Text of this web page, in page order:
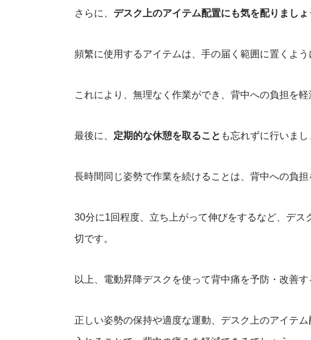
さらに、 デスク上のアイテム配置にも気を配りましょ
頻繁に使用するアイテムは、手の届く範囲に置くよう
これにより、無理なく作業ができ、背中への負担を軽
最後に、 定期的な休憩を取ること も忘れずに行いまし
長時間同じ姿勢で作業を続けることは、背中への負担
30分に1回程度、立ち上がって伸びをするなど、デ
切です。
以上、電動昇降デスクを使って背中痛を予防・改善す
正しい姿勢の保持や適度な運動、デスク上のアイテ